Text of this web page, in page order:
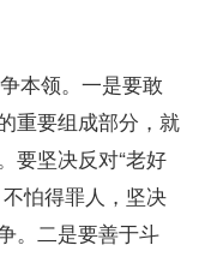
本领。一是要敢
重要组成部分，就
要坚决反对“老好
怕得罪人，坚决
。二是要善于斗